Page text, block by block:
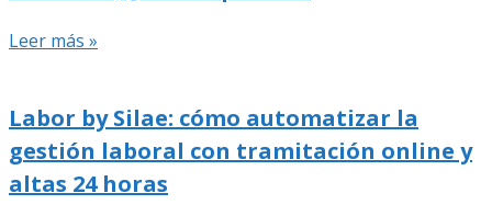
Leer más »
Labor by Silae: cómo automatizar la
gestión laboral con tramitación online y
altas 24 horas